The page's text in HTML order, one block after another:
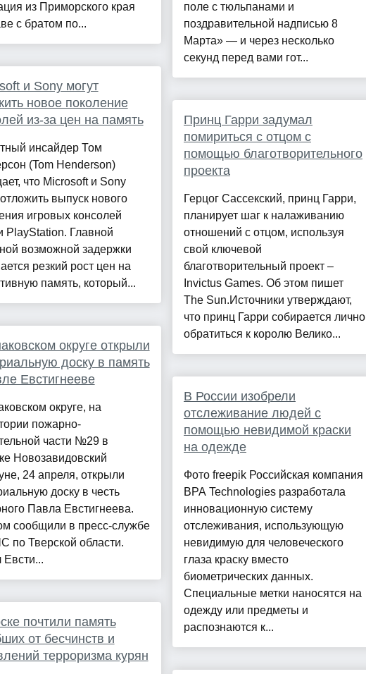
из Приморского края
с братом по...
и Sony могут
новое поколение
из-за цен на память
инсайдер Том
(Tom Henderson)
что Microsoft и Sony
выпуск нового
игровых консолей
PlayStation. Главной
возможной задержки
резкий рост цен на
память, который...
округе открыли
доску в память
Евстигнееве
округе, на
пожарно-
части №29 в
Новозавидовский
24 апреля, открыли
доску в честь
Павла Евстигнеева.
сообщили в пресс-службе
по Тверской области.
Евсти...
почтили память
от бесчинств и
терроризма курян
поле с тюльпанами и
поздравительной надписью 8
Марта» — и через несколько
секунд перед вами гот...
Принц Гарри задумал
помириться с отцом с
помощью благотворительного
проекта
Герцог Сассекский, принц Гарри,
планирует шаг к налаживанию
отношений с отцом, используя
свой ключевой
благотворительный проект –
Invictus Games. Об этом пишет
The Sun.Источники утверждают,
что принц Гарри собирается лично
обратиться к королю Велико...
В России изобрели
отслеживание людей с
помощью невидимой краски
на одежде
Фото freepik Российская компания
BPA Technologies разработала
инновационную систему
отслеживания, использующую
невидимую для человеческого
глаза краску вместо
биометрических данных.
Специальные метки наносятся на
одежду или предметы и
распознаются к...